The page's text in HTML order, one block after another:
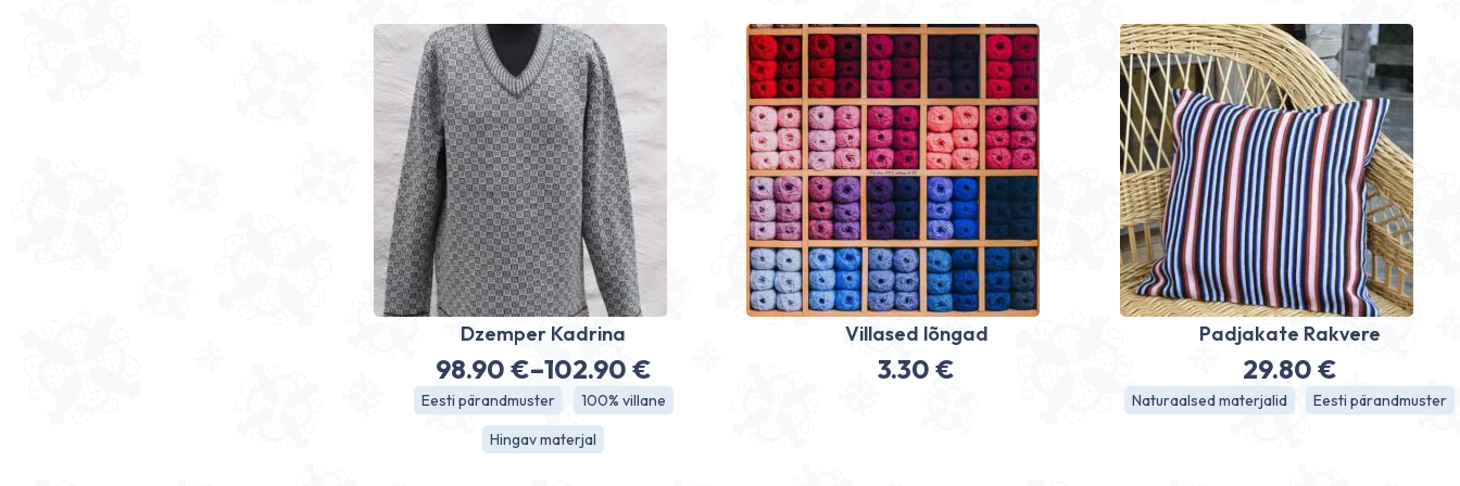
Dzemper Kadrina
98.90 €–102.90 €
Hinnavahemik:
98.90 €
kuni
Eesti pärandmuster
100% villane
Hingav materjal
Villased lõngad
3.30€
Padjakate Rakvere
29.80 €
Naturaalsed materjalid Eesti pärandmuster